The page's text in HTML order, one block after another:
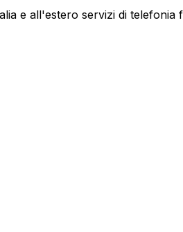
e all'estero servizi di telefonia